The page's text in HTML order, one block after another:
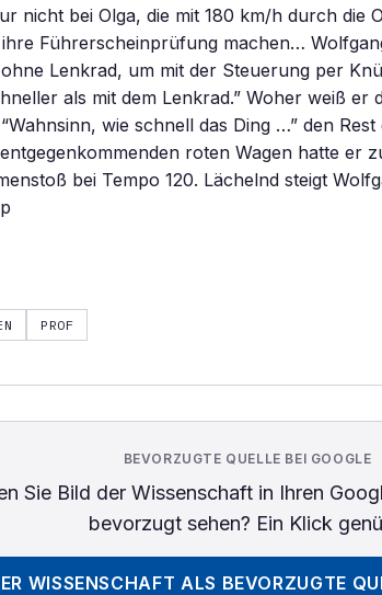
nicht bei Olga, die mit 180 km/h durch die
Führerscheinprüfung machen…
Lenkrad, um mit der Steuerung per
als mit dem Lenkrad.” Woher weiß er
wie schnell das Ding …” den
roten Wagen hatte er
bei Tempo 120. Lächelnd steigt
PROF
BEVORZUGTE QUELLE BEI GOOGLE
Sie Bild der Wissenschaftin Ihren
bevorzugt sehen? Ein Klick
WISSENSCHAFT ALS BEVORZUGTE